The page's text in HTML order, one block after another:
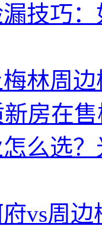
技巧
林周
房在
么选
vs周